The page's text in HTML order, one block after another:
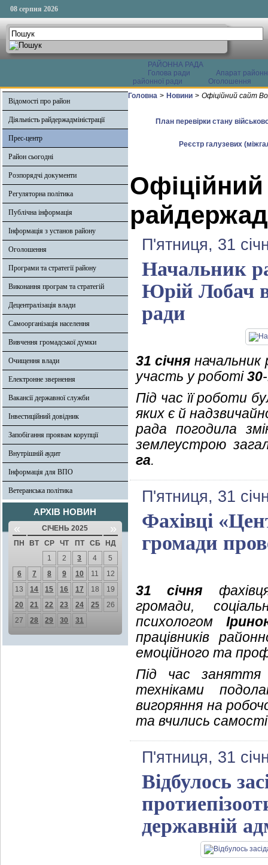
08 серпня 2026
РАЙОННА РАДА
Голова ради
Апарат
районної ради
Оголошення
Відомості про район
Діяльність райдержадміністрації
Прес-центр
Район сьогодні
Розпорядчі документи
Регуляторна політика
Публічна інформація
Інформація з установ району
Оголошення
Програми та стратегії району
Виконання програм та стратегій
Децентралізація влади
Самоорганізація населення
Вивчення громадської думки
Очищення влади
Електронне звернення
Вакансії державної служби
Інвестиційний довідник
Запобігання проявам корупції
Внутрішній аудит
Інформація для ВПО
Ветеранська політика
АРХІВ НОВИН
« СІЧЕНЬ 2025 »
ПН ВТ СР ЧТ ПТ СБ
НД
1
2 3 4
5
6
7 8 9 10 11
12
13
14 15 16 17 18
19
20
21 22 23 24 25
26
27
28 29 30 31
Головна > Новини > Офіційний сайт
План перевірки стану
Реєстр галузевих
П'ятниця, 31
Начальник
Юрій Лобач
ради
31 січня начальник
участь у роботі30
Під час її роботи
яких є й
рада погодила
землеустрою
га.
П'ятниця, 31
Фахівці
громади
31 січня
громади,
психологом
працівників
емоційного та
Під час заняття
техніками
вигоряння на
та вчились
П'ятниця, 31
Відбулось
державній